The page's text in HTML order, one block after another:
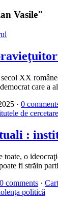
Vasile"
XX
care a
· 0
:
o
fi străin
0 comments ·